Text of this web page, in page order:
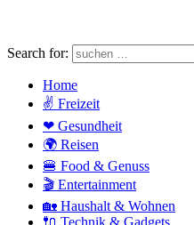
Search for:
Home
✌ Freizeit
❤ Gesundheit
🌍 Reisen
🍔 Food & Genuss
🎬 Entertainment
🏡 Haushalt & Wohnen
🔌 Technik & Gadgets